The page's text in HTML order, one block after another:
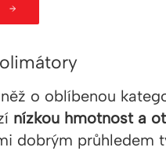
o oblíbenou
nízkou hmotnost a
dobrým průhledem